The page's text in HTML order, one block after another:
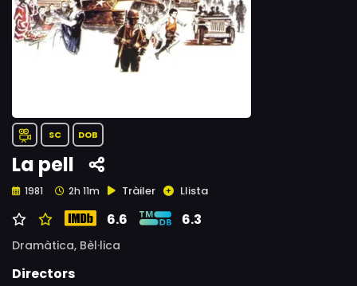
SC DOB
La pell
1981 2h 11m Tràiler Llista
6.6 6.3
Dramàtica, Bèl·lica
Directors